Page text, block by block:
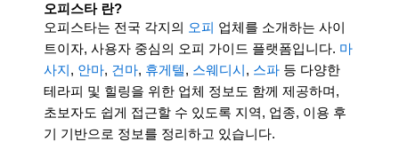
오피스타 란?
오피스타는 전국 각지의 오피 업체를 소개하는 사이
트이자, 사용자 중심의 오피 가이드 플랫폼입니다. 마
사지, 안마, 건마, 휴게텔, 스웨디시, 스파 등 다양한
테라피 및 힐링을 위한 업체 정보도 함께 제공하며,
초보자도 쉽게 접근할 수 있도록 지역, 업종, 이용 후
기 기반으로 정보를 정리하고 있습니다.